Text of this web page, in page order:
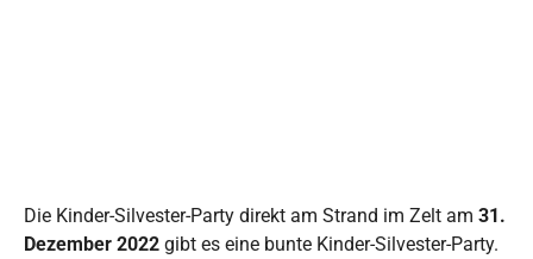
Die Kinder-Silvester-Party direkt am Strand im Zelt am 31.
Dezember 2022 gibt es eine bunte Kinder-Silvester-Party.